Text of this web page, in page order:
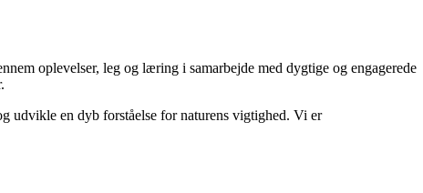
oplevelser, leg og læring i samarbejde med dygtige og engagerede
udvikle en dyb forståelse for naturens vigtighed. Vi er